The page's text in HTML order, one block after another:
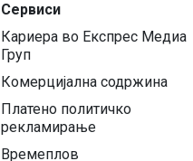
Сервиси
Кариера во Експрес Медиа
Груп
Комерцијална содржина
Платено политичко
рекламирање
Времеплов